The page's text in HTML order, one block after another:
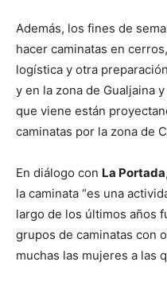
Además, los fines de
hacer caminatas en
logística y otra
y en la zona de Gualjaina
que viene están
caminatas por la zona de
En diálogo con La Portada
la caminata “es una
largo de los últimos años
grupos de caminatas con
muchas las mujeres a las